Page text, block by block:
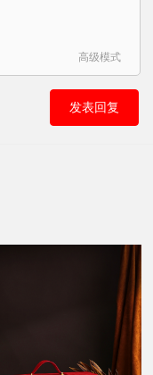
高级模式
发表回复